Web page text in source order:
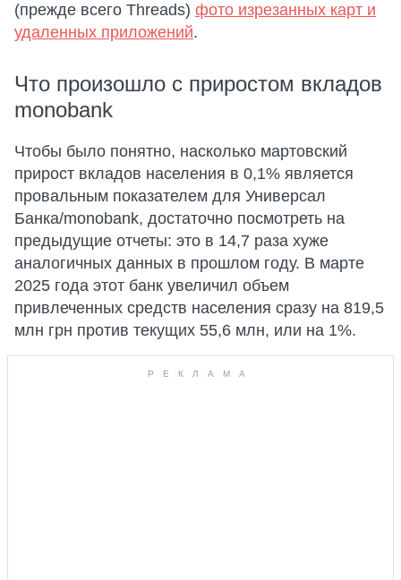
(прежде всего Threads) фото изрезанных карт и
удаленных приложений.
Что произошло с приростом вкладов
monobank
Чтобы было понятно, насколько мартовский
прирост вкладов населения в 0,1% является
провальным показателем для Универсал
Банка/monobank, достаточно посмотреть на
предыдущие отчеты: это в 14,7 раза хуже
аналогичных данных в прошлом году. В марте
2025 года этот банк увеличил объем
привлеченных средств населения сразу на 819,5
млн грн против текущих 55,6 млн, или на 1%.